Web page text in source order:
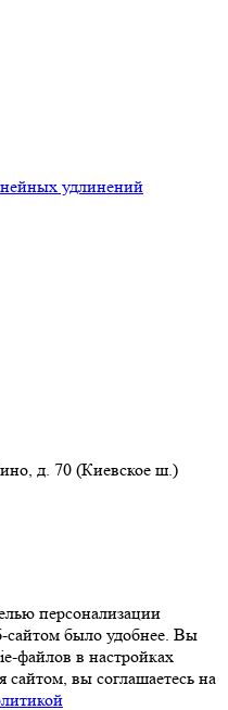
удлинений
д. 70 (Киевское ш.)
персонализации
сайтом было удобнее. Вы
файлов в настройках
сайтом, вы соглашаетесь на